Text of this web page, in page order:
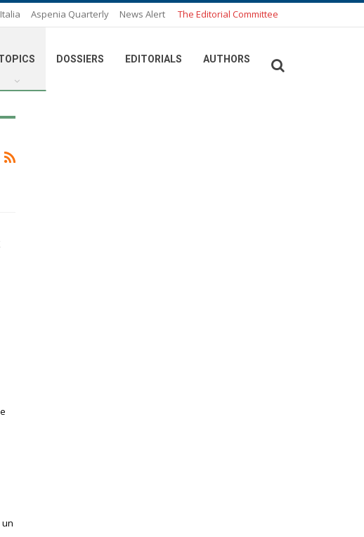
Aspenia Quarterly News Alert The Editorial Committee
DOSSIERS EDITORIALS AUTHORS